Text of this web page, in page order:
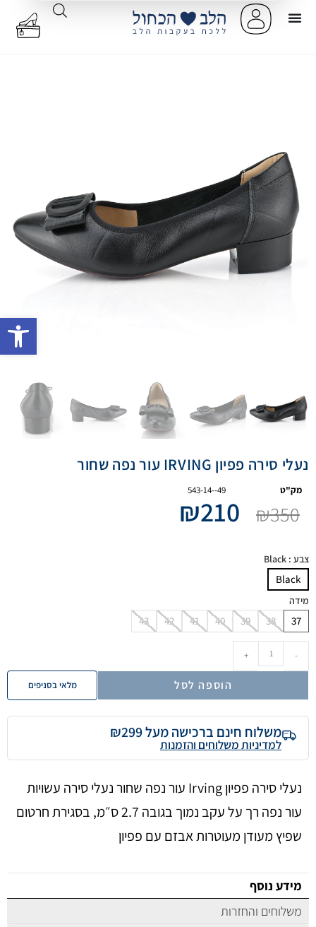
נעלי סירה פפיון IRVING עור נפה שחור
מק"ט 543-14--49
₪350
₪210
צבע : Black
Black
מידה
37
38
39
40
41
42
43
-
+
הוספה לסל מלאי בסניפים
משלוח חינם ברכישה מעל ₪299
למדיניות משלוחים והזמנות
נעלי סירה פפיון Irving עור נפה שחור נעלי סירה עשויות
עור נפה רך על עקב נמוך בגובה 2.7 ס״מ, בסגירת חרטום
שפיץ מעודן מעוטרות אבזם עם פפיון
מידע נוסף
משלוחים והחזרות